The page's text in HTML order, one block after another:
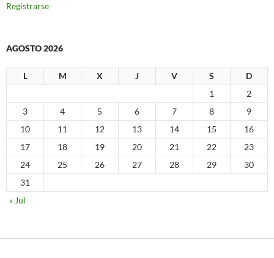
Registrarse
AGOSTO 2026
L M X J V S
D
1
2
3
4 5 6 7 8
9
10
11 12 13 14 15
16
17
18 19 20 21 22
23
24
25 26 27 28 29
30
31
« Jul